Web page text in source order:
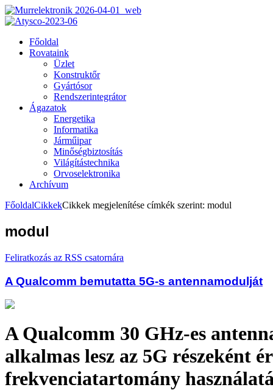
Főoldal
Rovataink
Üzlet
Konstruktőr
Gyártósor
Rendszerintegrátor
Ágazatok
Energetika
Informatika
Járműipar
Minőségbiztosítás
Világítástechnika
Orvoselektronika
Archívum
FőoldalCikkekCikkek megjelenítése címkék szerint: modul
modul
Feliratkozás az RSS csatornára
A Qualcomm bemutatta 5G-s antennamodulját
A Qualcomm 30 GHz-es
alkalmas lesz az 5G részeként
frekvenciatartomány